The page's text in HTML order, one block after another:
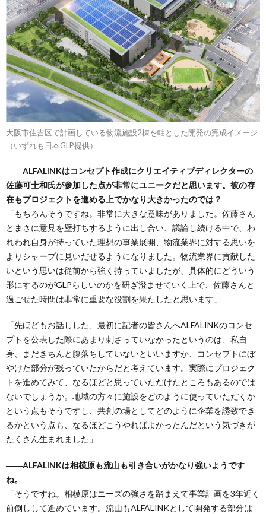
大阪市住吉区で計画している物流施設2棟を軸とした開発の完成イメージ
（いずれも日本GLP提供）
――ALFALINKはコンセプト作成にクリエイティブディレクターの
佐藤可士和氏が参加した点が非常にユニークだと思います。彼の存
在もプロジェクトを進める上でかなり大きかったのでは？
「もちろんそうですね。非常に大きな意味がありました。佐藤さん
とまさに意見を壁打ちするように出し合い、議論し続ける中で、わ
れわれ自身が持っていた理想の事業展開、物流業界に対する思いを
よりシャープに見いだせるようになりました。物流業界に貢献した
いという思いは従前から強く持っていましたが、具体的にどういう
形にするのがGLPらしいのかを研ぎ澄ませていく上で、佐藤さんと
過ごせた時間は非常に重要な役割を果たしたと思います」
「先ほどもお話しした、最初に記者の皆さんへALFALINKのコンセ
プトを公表した際にあまり刺さっていなかったというのは、私自
身、まだきちんと腹落ちしていないといいますか、コンセプトにぼ
やけた部分が残っていたからだと考えています。実際にプロジェク
トを進めてみて、なるほどと思っていただけたところもあるのでは
ないでしょうか。地域の方々に施設をどのように使っていただくか
という点もそうですし、共創の場としてどのように企業を誘致でき
るかという点も、なるほどこうやればよかったんだという気づきが
たくさん生まれました」
――ALFALINKは相模原も流山も引き合いがかなり強いようです
ね。
「そうですね。相模原はニーズの強さを踏まえて事業計画を3年近く
前倒しして進めています。流山もALFALINKとして開発する部分は